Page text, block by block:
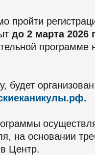
пройти
до 2 марта 2026
программе
будет
на основании
Центр.